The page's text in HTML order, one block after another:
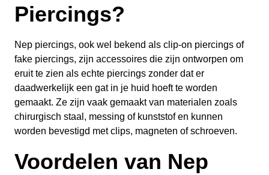
Piercings?
Nep piercings, ook wel bekend als clip-on piercings of
fake piercings, zijn accessoires die zijn ontworpen om
eruit te zien als echte piercings zonder dat er
daadwerkelijk een gat in je huid hoeft te worden
gemaakt. Ze zijn vaak gemaakt van materialen zoals
chirurgisch staal, messing of kunststof en kunnen
worden bevestigd met clips, magneten of schroeven.
Voordelen van Nep